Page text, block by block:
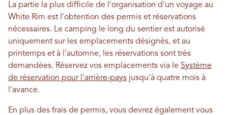
La partie la plus difficile de l'organisation d'un voyage au
White Rim est l'obtention des permis et réservations
nécessaires. Le camping le long du sentier est autorisé
uniquement sur les emplacements désignés, et au
printemps et à l'automne, les réservations sont très
demandées. Réservez vos emplacements via le Système
de réservation pour l'arrière-pays jusqu'à quatre mois à
l'avance.
En plus des frais de permis, vous devrez également vous